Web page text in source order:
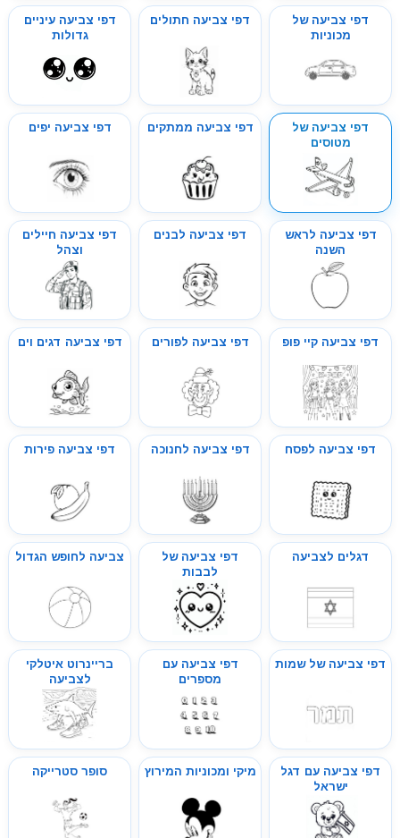
דפי צביעה של
מכוניות
דפי צביעה חתולים
דפי צביעה עיניים
גדולות
דפי צביעה של
מטוסים
דפי צביעה ממתקים דפי צביעה יפים
דפי צביעה לראש
השנה
דפי צביעה לבנים
דפי צביעה חיילים
וצהל
דפי צביעה קיי פופ דפי צביעה לפורים דפי צביעה דגים וים
דפי צביעה לפסח דפי צביעה לחנוכה דפי צביעה פירות
דגלים לצביעה
דפי צביעה של
לבבות
צביעה לחופש הגדול
דפי צביעה של שמות
דפי צביעה עם
מספרים
בריינרוט איטלקי
לצביעה
דפי צביעה עם דגל
ישראל
מיקי ומכוניות המירוץ סופר סטרייקה